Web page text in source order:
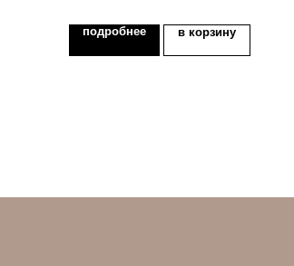
подробнее в корзину